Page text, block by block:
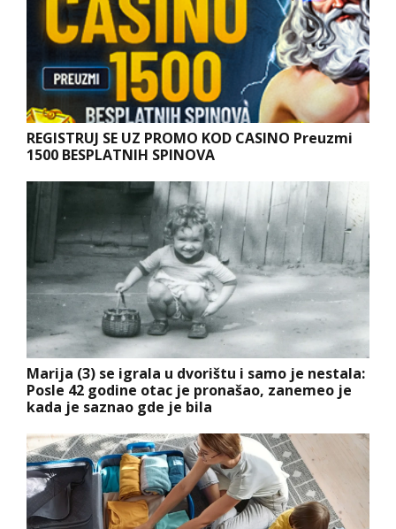
REGISTRUJ SE UZ PROMO KOD CASINO Preuzmi
1500 BESPLATNIH SPINOVA
Marija (3) se igrala u dvorištu i samo je nestala:
Posle 42 godine otac je pronašao, zanemeo je
kada je saznao gde je bila